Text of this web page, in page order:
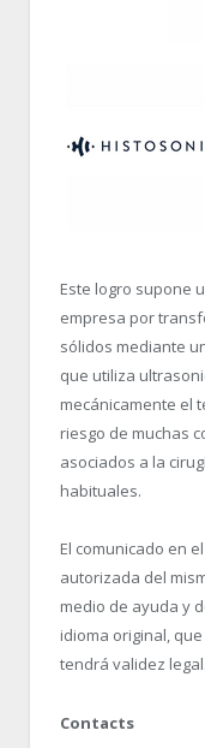
Este logro supone
empresa por
sólidos mediante
que utiliza
mecánicamente el
riesgo de muchas
asociados a la
habituales.
El comunicado en
autorizada del
medio de ayuda y
idioma original,
tendrá validez legal.
Contacts